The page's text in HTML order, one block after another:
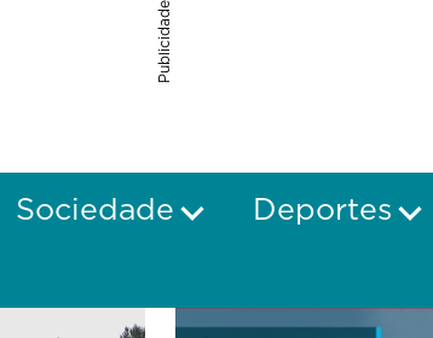
Publicidade
Sociedade Deportes